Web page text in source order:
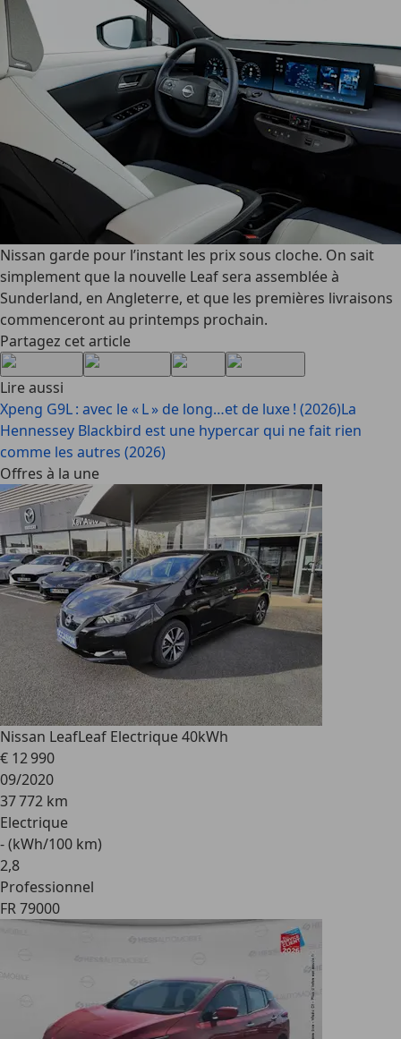
Nissan garde pour l’instant les prix sous cloche. On sait
simplement que la nouvelle Leaf sera assemblée à
Sunderland, en Angleterre, et que les premières livraisons
commenceront au printemps prochain.
Partagez cet article
Lire aussi
Xpeng G9L : avec le « L » de long…et de luxe ! (2026)La
Hennessey Blackbird est une hypercar qui ne fait rien
comme les autres (2026)
Offres à la une
Nissan LeafLeaf Electrique 40kWh
€ 12 990
09/2020
37 772 km
Electrique
- (kWh/100 km)
2,8
Professionnel
FR 79000